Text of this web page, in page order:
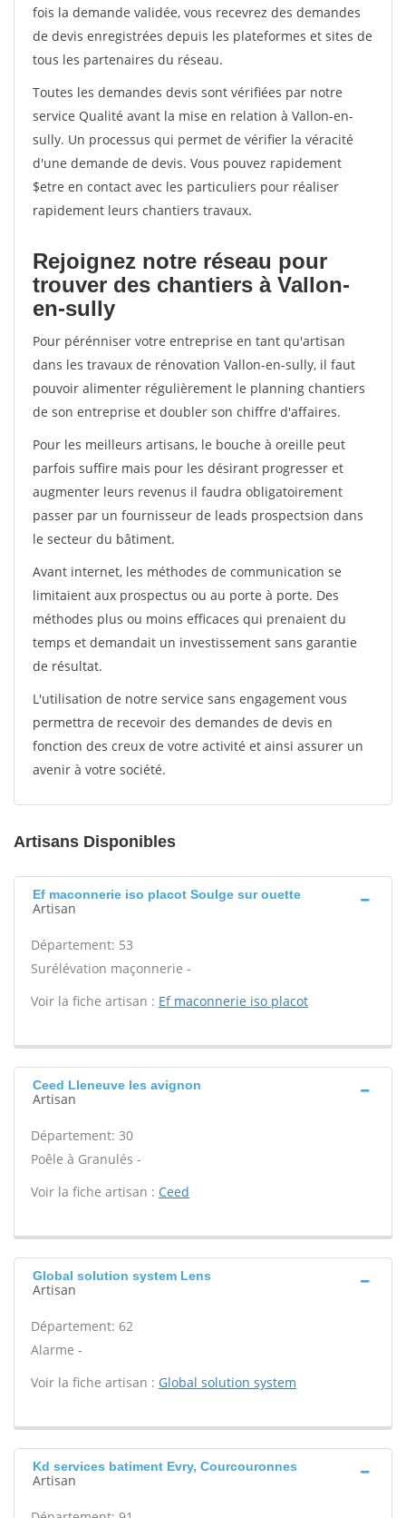
fois la demande validée, vous recevrez des demandes
de devis enregistrées depuis les plateformes et sites de
tous les partenaires du réseau.
Toutes les demandes devis sont vérifiées par notre
service Qualité avant la mise en relation à Vallon-en-
sully. Un processus qui permet de vérifier la véracité
d'une demande de devis. Vous pouvez rapidement
$etre en contact avec les particuliers pour réaliser
rapidement leurs chantiers travaux.
Rejoignez notre réseau pour
trouver des chantiers à Vallon-
en-sully
Pour pérénniser votre entreprise en tant qu'artisan
dans les travaux de rénovation Vallon-en-sully, il faut
pouvoir alimenter régulièrement le planning chantiers
de son entreprise et doubler son chiffre d'affaires.
Pour les meilleurs artisans, le bouche à oreille peut
parfois suffire mais pour les désirant progresser et
augmenter leurs revenus il faudra obligatoirement
passer par un fournisseur de leads prospectsion dans
le secteur du bâtiment.
Avant internet, les méthodes de communication se
limitaient aux prospectus ou au porte à porte. Des
méthodes plus ou moins efficaces qui prenaient du
temps et demandait un investissement sans garantie
de résultat.
L'utilisation de notre service sans engagement vous
permettra de recevoir des demandes de devis en
fonction des creux de votre activité et ainsi assurer un
avenir à votre société.
Artisans Disponibles
Ef maconnerie iso placot Soulge sur ouette
Artisan
Département: 53
Surélévation maçonnerie -
Voir la fiche artisan : Ef maconnerie iso placot
Ceed Lleneuve les avignon
Artisan
Département: 30
Poêle à Granulés -
Voir la fiche artisan : Ceed
Global solution system Lens
Artisan
Département: 62
Alarme -
Voir la fiche artisan : Global solution system
Kd services batiment Evry, Courcouronnes
Artisan